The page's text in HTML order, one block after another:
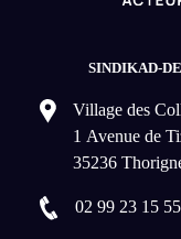
SINDIKAD-
Village des
1 Avenue de
35236
02 99 23 15 55